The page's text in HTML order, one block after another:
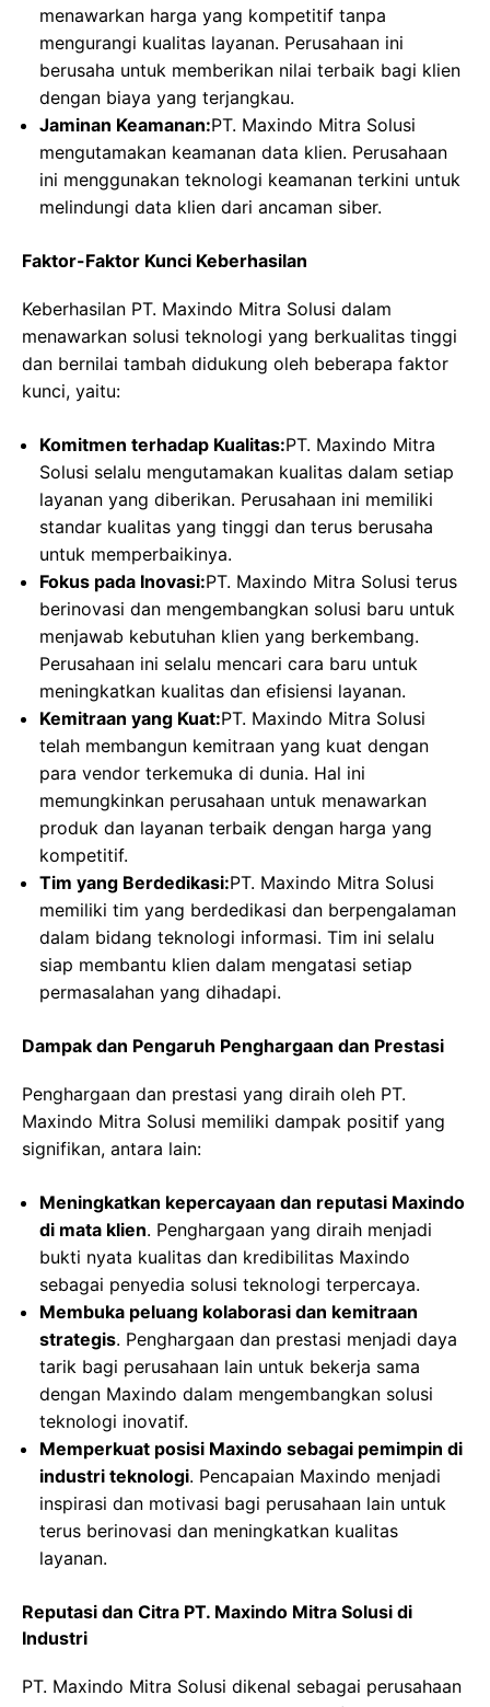
menawarkan harga yang kompetitif tanpa
mengurangi kualitas layanan. Perusahaan ini
berusaha untuk memberikan nilai terbaik bagi klien
dengan biaya yang terjangkau.
Jaminan Keamanan:PT. Maxindo Mitra Solusi
mengutamakan keamanan data klien. Perusahaan
ini menggunakan teknologi keamanan terkini untuk
melindungi data klien dari ancaman siber.
Faktor-Faktor Kunci Keberhasilan
Keberhasilan PT. Maxindo Mitra Solusi dalam
menawarkan solusi teknologi yang berkualitas tinggi
dan bernilai tambah didukung oleh beberapa faktor
kunci, yaitu:
Komitmen terhadap Kualitas:PT. Maxindo Mitra
Solusi selalu mengutamakan kualitas dalam setiap
layanan yang diberikan. Perusahaan ini memiliki
standar kualitas yang tinggi dan terus berusaha
untuk memperbaikinya.
Fokus pada Inovasi:PT. Maxindo Mitra Solusi terus
berinovasi dan mengembangkan solusi baru untuk
menjawab kebutuhan klien yang berkembang.
Perusahaan ini selalu mencari cara baru untuk
meningkatkan kualitas dan efisiensi layanan.
Kemitraan yang Kuat:PT. Maxindo Mitra Solusi
telah membangun kemitraan yang kuat dengan
para vendor terkemuka di dunia. Hal ini
memungkinkan perusahaan untuk menawarkan
produk dan layanan terbaik dengan harga yang
kompetitif.
Tim yang Berdedikasi:PT. Maxindo Mitra Solusi
memiliki tim yang berdedikasi dan berpengalaman
dalam bidang teknologi informasi. Tim ini selalu
siap membantu klien dalam mengatasi setiap
permasalahan yang dihadapi.
Dampak dan Pengaruh Penghargaan dan Prestasi
Penghargaan dan prestasi yang diraih oleh PT.
Maxindo Mitra Solusi memiliki dampak positif yang
signifikan, antara lain:
Meningkatkan kepercayaan dan reputasi Maxindo
di mata klien. Penghargaan yang diraih menjadi
bukti nyata kualitas dan kredibilitas Maxindo
sebagai penyedia solusi teknologi terpercaya.
Membuka peluang kolaborasi dan kemitraan
strategis. Penghargaan dan prestasi menjadi daya
tarik bagi perusahaan lain untuk bekerja sama
dengan Maxindo dalam mengembangkan solusi
teknologi inovatif.
Memperkuat posisi Maxindo sebagai pemimpin di
industri teknologi. Pencapaian Maxindo menjadi
inspirasi dan motivasi bagi perusahaan lain untuk
terus berinovasi dan meningkatkan kualitas
layanan.
Reputasi dan Citra PT. Maxindo Mitra Solusi di
Industri
PT. Maxindo Mitra Solusi dikenal sebagai perusahaan